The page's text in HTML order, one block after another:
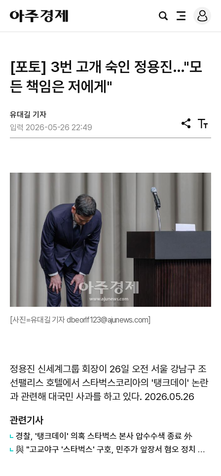
아
주
경
검
전
로
그
[포토] 3번 고개 숙인 정용진…"모
든 책임은 저에게"
유대길 기자
입력 2026-05-26 22:49
공
유
텍
스
[사진=유대길 기자 dbeorlf123@ajunews.com]
정용진 신세계그룹 회장이 26일 오전 서울 강남구 조
선팰리스 호텔에서 스타벅스코리아의 '탱크데이' 논란
과 관련해 대국민 사과를 하고 있다. 2026.05.26
관련기사
경찰, '탱크데이' 의혹 스타벅스 본사 압수수색 종료 外
與 "고교야구 '스타벅스' 구호, 민주가 앞장서 혐오 정치 끝낼 것"